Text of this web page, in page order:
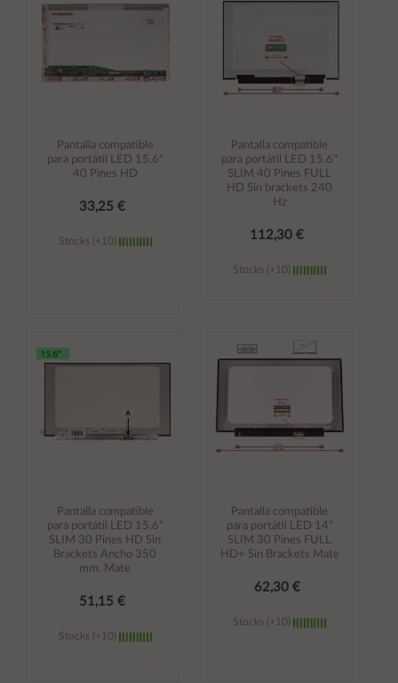
Pantalla compatible
para portátil LED 15.6"
40 Pines HD
33,25 €
Stocks (+10)
Pantalla compatible
para portátil LED 15.6"
SLIM 40 Pines FULL
HD Sin brackets 240
Hz
112,30 €
Stocks (+10)
carrito
Pantalla compatible
para portátil LED 15.6"
SLIM 30 Pines HD Sin
Brackets Ancho 350
mm. Mate
51,15 €
Stocks (+10)
Pantalla compatible
para portátil LED 14"
SLIM 30 Pines FULL
HD+ Sin Brackets Mate
62,30 €
Stocks (+10)